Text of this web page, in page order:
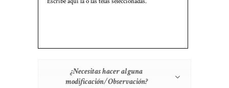
¿Necesitas hacer alguna
modificación/Observación?